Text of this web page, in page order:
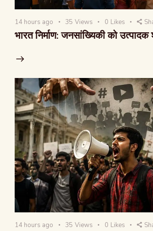
14 hours ago 35 Views 0 Likes
भारत निर्माण: जनसांख्यिकी को
14 hours ago 35 Views 0 Likes